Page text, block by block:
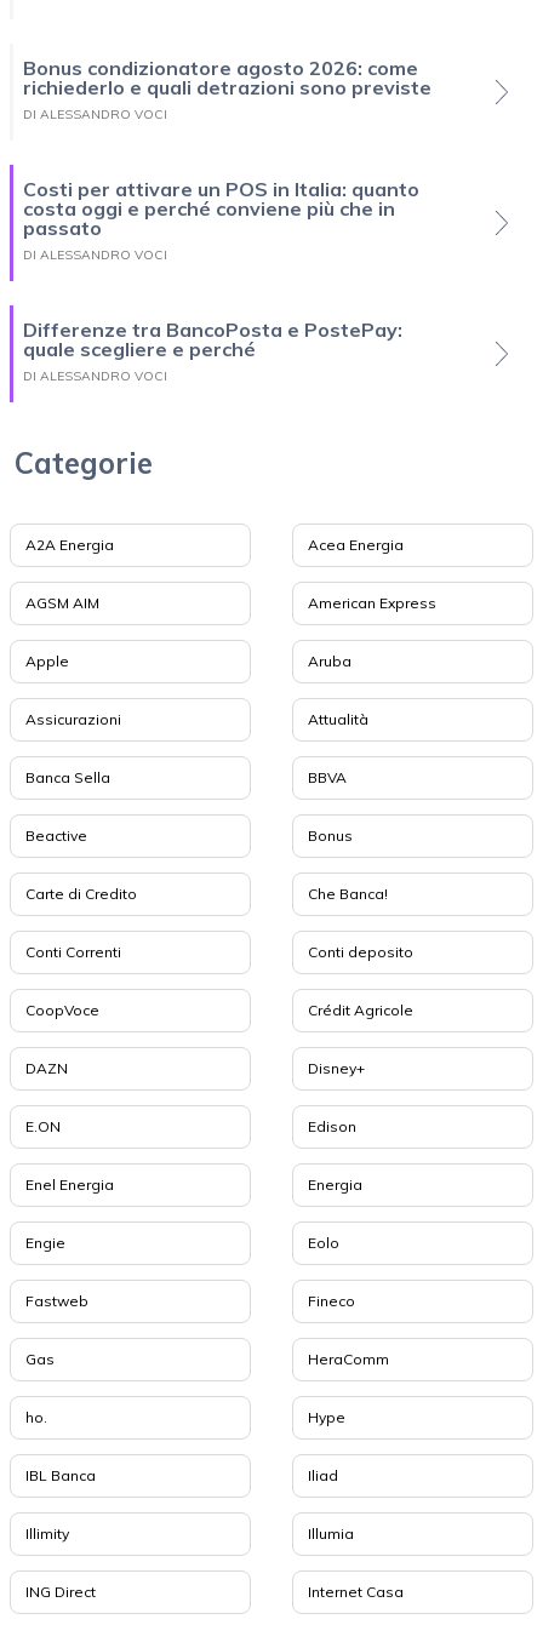
Bonus condizionatore agosto 2026: come
richiederlo e quali detrazioni sono previste
DI ALESSANDRO VOCI
Costi per attivare un POS in Italia: quanto
costa oggi e perché conviene più che in
passato
DI ALESSANDRO VOCI
Differenze tra BancoPosta e PostePay:
quale scegliere e perché
DI ALESSANDRO VOCI
Categorie
A2A Energia Acea Energia
AGSM AIM American Express
Apple Aruba
Assicurazioni Attualità
Banca Sella BBVA
Beactive Bonus
Carte di Credito Che Banca!
Conti Correnti Conti deposito
CoopVoce Crédit Agricole
DAZN Disney+
E.ON Edison
Enel Energia Energia
Engie Eolo
Fastweb Fineco
Gas HeraComm
ho. Hype
IBL Banca Iliad
Illimity Illumia
ING Direct Internet Casa